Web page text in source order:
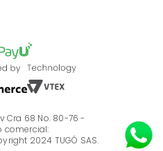
Tugó S.A.S
Cra 68 No. 80-76 -
comercial:
2024 TUGÓ SAS.